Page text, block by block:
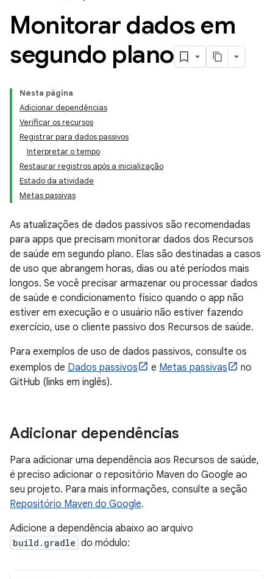
Monitorar dados em
segundo plano
Nesta página
Adicionar dependências
Verificar os recursos
Registrar para dados passivos
Interpretar o tempo
Restaurar registros após a inicialização
Estado da atividade
Metas passivas
As atualizações de dados passivos são recomendadas
para apps que precisam monitorar dados dos Recursos
de saúde em segundo plano. Elas são destinadas a casos
de uso que abrangem horas, dias ou até períodos mais
longos. Se você precisar armazenar ou processar dados
de saúde e condicionamento físico quando o app não
estiver em execução e o usuário não estiver fazendo
exercício, use o cliente passivo dos Recursos de saúde.
Para exemplos de uso de dados passivos, consulte os
exemplos de Dados passivos e Metas passivas
no
GitHub (links em inglês).
Adicionar dependências
Para adicionar uma dependência aos Recursos de saúde,
é preciso adicionar o repositório Maven do Google ao
seu projeto. Para mais informações, consulte a seção
Repositório Maven do Google.
Adicione a dependência abaixo ao arquivo
build.gradle do módulo: